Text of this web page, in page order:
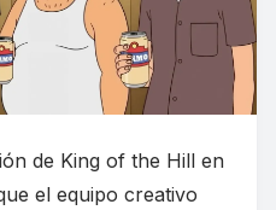
de King of the Hill en
el equipo creativo